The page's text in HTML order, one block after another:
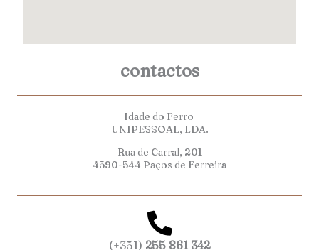
contactos
Idade do Ferro
UNIPESSOAL, LDA.
Rua de Carral, 201
4590-544 Paços de Ferreira
(+351) 255 861 342